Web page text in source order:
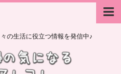
の生活に役立つ情報を発信中♪